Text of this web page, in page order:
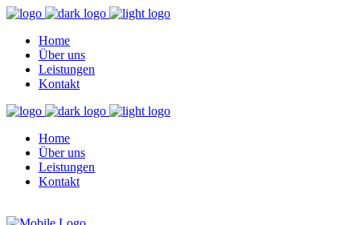
Home
Über uns
Leistungen
Kontakt
Home
Über uns
Leistungen
Kontakt